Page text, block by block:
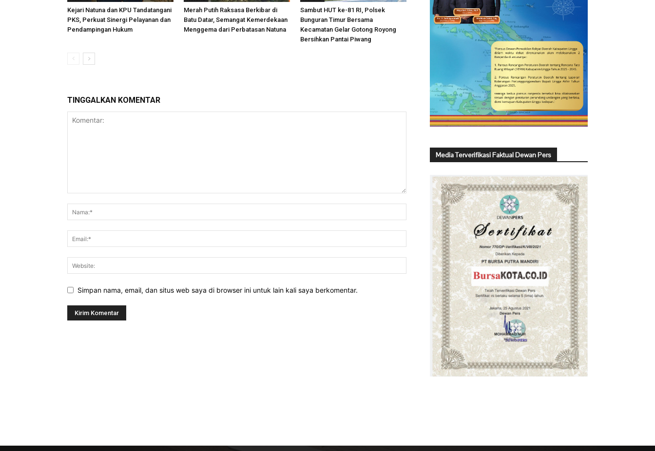
Kejari Natuna dan KPU Tandatangani
PKS, Perkuat Sinergi Pelayanan dan
Pendampingan Hukum
Merah Putih Raksasa Berkibar di
Batu Datar, Semangat Kemerdekaan
Menggema dari Perbatasan Natuna
Sambut HUT ke-81 RI, Polsek
Bunguran Timur Bersama
Kecamatan Gelar Gotong Royong
Bersihkan Pantai Piwang
TINGGALKAN KOMENTAR
Simpan nama, email, dan situs web saya di browser ini untuk lain kali saya berkomentar.
Media Terverifikasi Faktual Dewan Pers